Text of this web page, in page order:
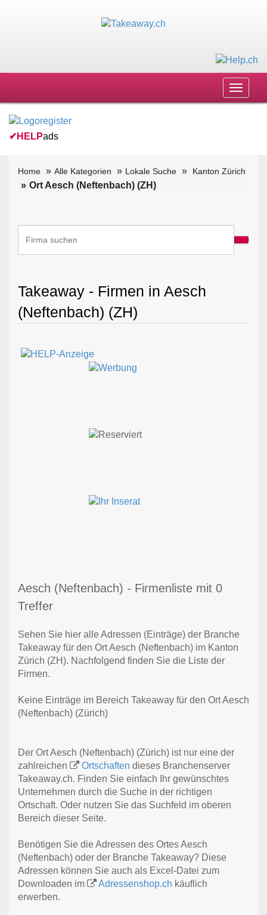
Toggle
✔ HELPads
Home Alle Kategorien Lokale Suche Kanton Zürich
Ort Aesch (Neftenbach) (ZH)
Takeaway - Firmen in Aesch
(Neftenbach) (ZH)
Aesch (Neftenbach) - Firmenliste mit 0
Treffer
Sehen Sie hier alle Adressen (Einträge) der Branche
Takeaway für den Ort Aesch (Neftenbach) im Kanton
Zürich (ZH). Nachfolgend finden Sie die Liste der
Firmen.
Keine Einträge im Bereich Takeaway für den Ort Aesch
(Neftenbach) (Zürich)
Der Ort Aesch (Neftenbach) (Zürich) ist nur eine der
zahlreichen
Ortschaften dieses Branchenserver
Takeaway.ch. Finden Sie einfach Ihr gewünschtes
Unternehmen durch die Suche in der richtigen
Ortschaft. Oder nutzen Sie das Suchfeld im oberen
Bereich dieser Seite.
Benötigen Sie die Adressen des Ortes Aesch
(Neftenbach) oder der Branche Takeaway? Diese
Adressen können Sie auch als Excel-Datei zum
Downloaden im
Adressenshop.ch käuflich
erwerben.